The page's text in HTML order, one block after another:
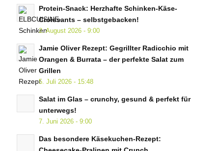
Protein-Snack: Herzhafte Schinken-Käse-
Croissants – selbstgebacken!
2. August 2026 - 9:00
Jamie Oliver Rezept: Gegrillter Radicchio mit
Orangen & Burrata – der perfekte Salat zum
Grillen
5. Juli 2026 - 15:48
Salat im Glas – crunchy, gesund & perfekt für
unterwegs!
7. Juni 2026 - 9:00
Das besondere Käsekuchen-Rezept: